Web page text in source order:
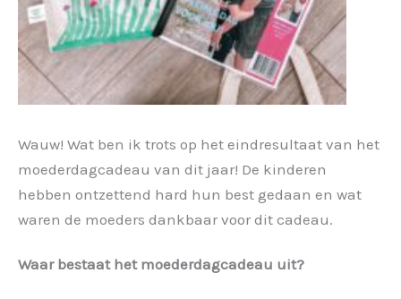
Wauw! Wat ben ik trots op het eindresultaat van het
moederdagcadeau van dit jaar! De kinderen
hebben ontzettend hard hun best gedaan en wat
waren de moeders dankbaar voor dit cadeau.
Waar bestaat het moederdagcadeau uit?